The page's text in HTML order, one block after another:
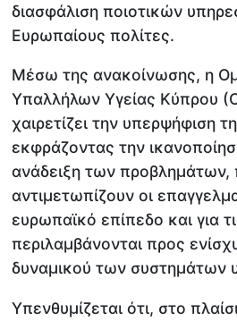
διασφάλιση ποιοτικών
Ευρωπαίους πολίτες.
Μέσω της ανακοίνωσης, η
Υπαλλήλων Υγείας Κύπρου
χαιρετίζει την υπερψήφιση
εκφράζοντας την
ανάδειξη των προβλημάτων,
αντιμετωπίζουν οι
ευρωπαϊκό επίπεδο και για
περιλαμβάνονται προς
δυναμικού των συστημάτων
Υπενθυμίζεται ότι, στο